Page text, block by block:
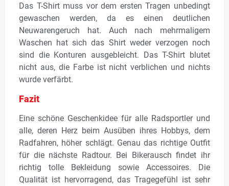
Das T-Shirt muss vor dem ersten Tragen unbedingt
gewaschen werden, da es einen deutlichen
Neuwarengeruch hat. Auch nach mehrmaligem
Waschen hat sich das Shirt weder verzogen noch
sind die Konturen ausgebleicht. Das T-Shirt blutet
nicht aus, die Farbe ist nicht verblichen und nichts
wurde verfärbt.
Fazit
Eine schöne Geschenkidee für alle Radsportler und
alle, deren Herz beim Ausüben ihres Hobbys, dem
Radfahren, höher schlägt. Genau das richtige Outfit
für die nächste Radtour. Bei Bikerausch findet ihr
richtig tolle Bekleidung sowie Accessoires. Die
Qualität ist hervorragend, das Tragegefühl ist sehr